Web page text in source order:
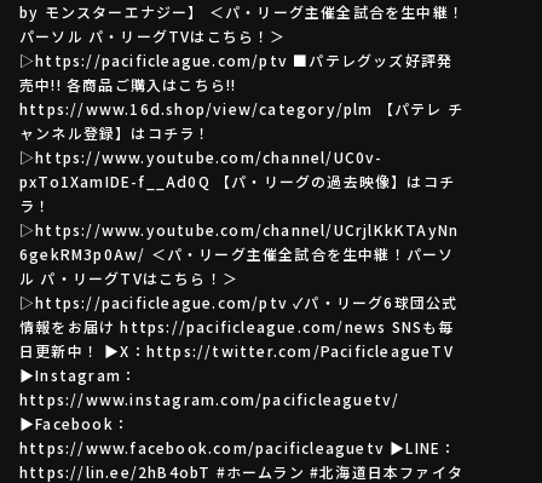
福岡ソフトバンクホークス
利用規約 プライバシーポリシー
運営会社（別ウィンドウで開く） よくある質問
by モンスターエナジー】 ＜パ・リーグ主催全試合を生中継！
パーソル パ・リーグTVはこちら！＞
▷https://pacificleague.com/ptv ■パテレグッズ好評発
売中!! 各商品ご購入はこちら!!
https://www.16d.shop/view/category/plm 【パテレ チ
ャンネル登録】はコチラ！
▷https://www.youtube.com/channel/UC0v-
pxTo1XamIDE-f__Ad0Q 【パ・リーグの過去映像】はコチ
ラ！
▷https://www.youtube.com/channel/UCrjlKkKTAyNn
6gekRM3p0Aw/ ＜パ・リーグ主催全試合を生中継！パーソ
ル パ・リーグTVはこちら！＞
▷https://pacificleague.com/ptv ✓パ・リーグ6球団公式
情報をお届け https://pacificleague.com/news SNSも毎
日更新中！ ▶X：https://twitter.com/PacificleagueTV
▶Instagram：
https://www.instagram.com/pacificleaguetv/
▶Facebook：
https://www.facebook.com/pacificleaguetv ▶LINE：
https://lin.ee/2hB4obT #ホームラン #北海道日本ファイタ